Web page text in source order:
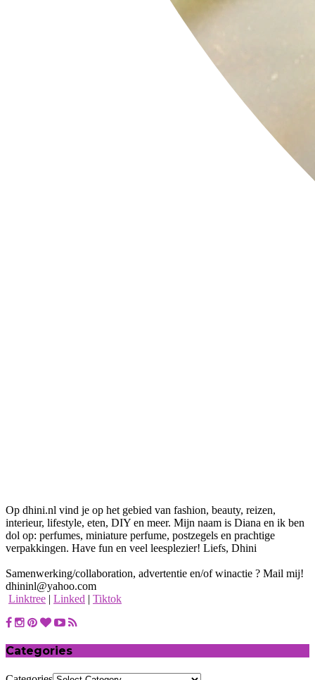
Op dhini.nl vind je op het gebied van fashion, beauty, reizen,
interieur, lifestyle, eten, DIY en meer. Mijn naam is Diana en ik ben
dol op: perfumes, miniature perfume, postzegels en prachtige
verpakkingen. Have fun en veel leesplezier! Liefs, Dhini
Samenwerking/collaboration, advertentie en/of winactie ? Mail mij!
dhininl@yahoo.com
Linktree | Linked | Tiktok
Categories